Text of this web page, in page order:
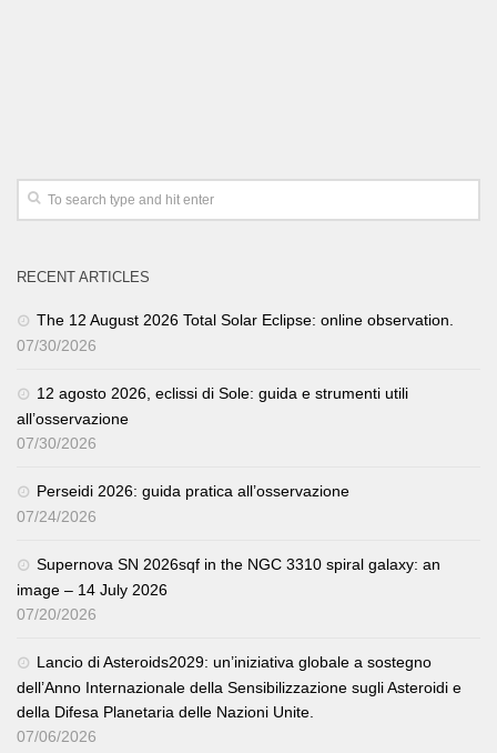
RECENT ARTICLES
The 12 August 2026 Total Solar Eclipse: online observation.
07/30/2026
12 agosto 2026, eclissi di Sole: guida e strumenti utili
all’osservazione
07/30/2026
Perseidi 2026: guida pratica all’osservazione
07/24/2026
Supernova SN 2026sqf in the NGC 3310 spiral galaxy: an
image – 14 July 2026
07/20/2026
Lancio di Asteroids2029: un’iniziativa globale a sostegno
dell’Anno Internazionale della Sensibilizzazione sugli Asteroidi e
della Difesa Planetaria delle Nazioni Unite.
07/06/2026